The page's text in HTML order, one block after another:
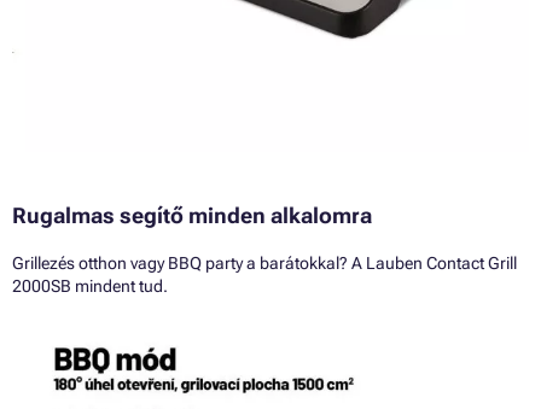
Rugalmas segítő minden alkalomra
Grillezés otthon vagy BBQ party a barátokkal? A Lauben Contact Grill
2000SB mindent tud.